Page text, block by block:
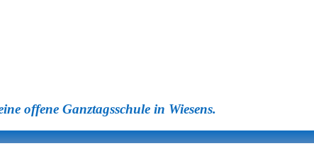
offene Ganztagsschule in Wiesens.